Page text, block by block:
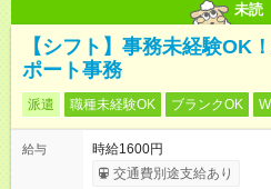
未読
【シフト】事務未経験OK
ポート事務
派遣 職種未経験OK ブランクOK
給与
時給1600円
交通費別途支給あり